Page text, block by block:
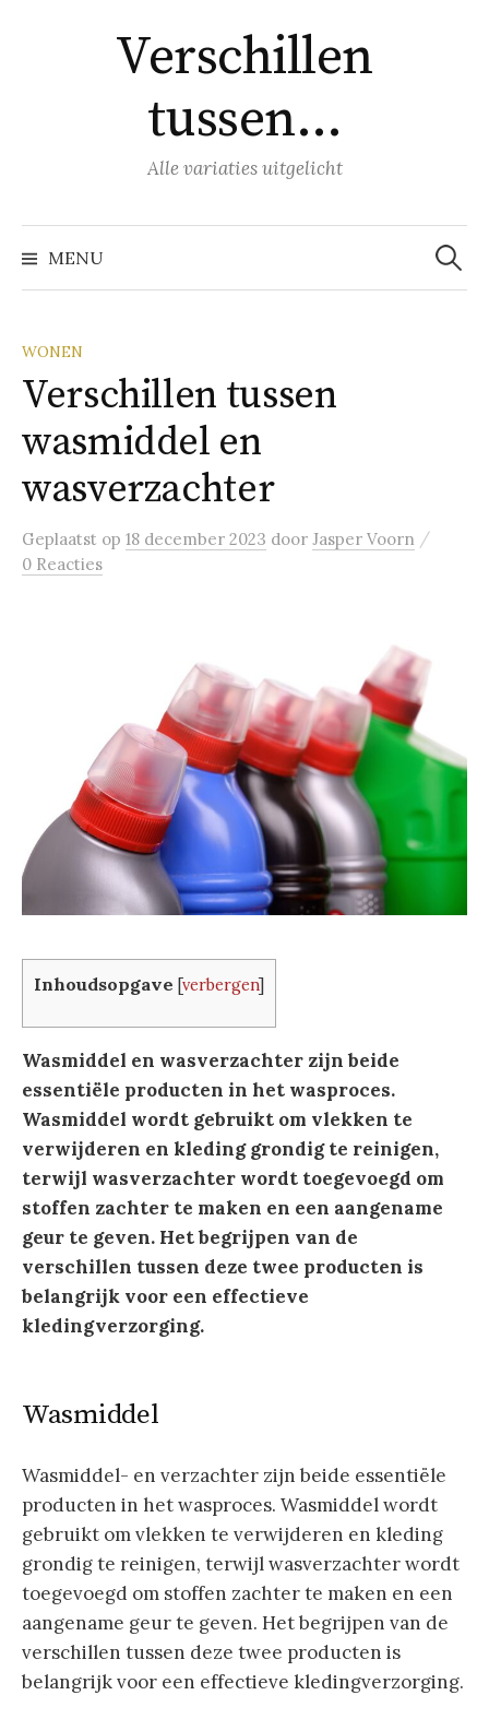
Verschillen
tussen…
Alle variaties uitgelicht
MENU
Zoeken
naar:
WONEN
Verschillen tussen
wasmiddel en
wasverzachter
Geplaatst op 18 december 2023 door Jasper Voorn /
0 Reacties
Inhoudsopgave [verbergen]
Wasmiddel en wasverzachter zijn beide
essentiële producten in het wasproces.
Wasmiddel wordt gebruikt om vlekken te
verwijderen en kleding grondig te reinigen,
terwijl wasverzachter wordt toegevoegd om
stoffen zachter te maken en een aangename
geur te geven. Het begrijpen van de
verschillen tussen deze twee producten is
belangrijk voor een effectieve
kledingverzorging.
Wasmiddel
Wasmiddel- en verzachter zijn beide essentiële
producten in het wasproces. Wasmiddel wordt
gebruikt om vlekken te verwijderen en kleding
grondig te reinigen, terwijl wasverzachter wordt
toegevoegd om stoffen zachter te maken en een
aangename geur te geven. Het begrijpen van de
verschillen tussen deze twee producten is
belangrijk voor een effectieve kledingverzorging.